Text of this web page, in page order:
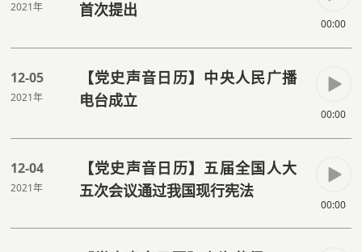
2021年 首次提出
00:00
12-05
2021年
【党史声音日历】中央人民广播
电台成立
00:00
12-04
2021年
【党史声音日历】五届全国人大
五次会议通过我国现行宪法
00:00